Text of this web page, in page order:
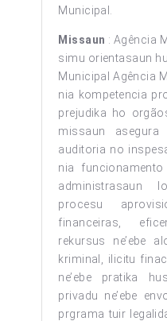
Municipal.
Missaun : Agência
simu orientasaun
Municipal Agência
nia kompetencia
prejudika ho
missaun
auditoria no
nia
administrasaun
procesu
financeiras,
rekursus ne’ebe
kriminal, ilicitu
ne’ebe pratika
privadu ne’ebe
prgrama tuir